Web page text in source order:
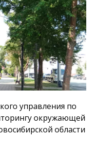
управления по
окружающей
области